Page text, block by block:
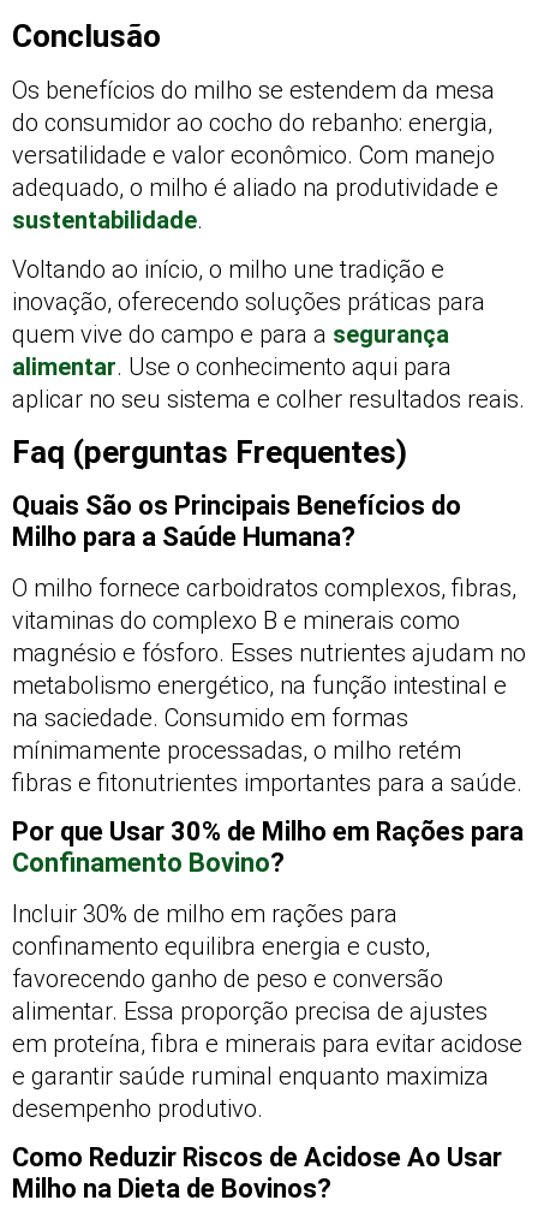
Conclusão
Os benefícios do milho se estendem da mesa
do consumidor ao cocho do rebanho: energia,
versatilidade e valor econômico. Com manejo
adequado, o milho é aliado na produtividade e
sustentabilidade.
Voltando ao início, o milho une tradição e
inovação, oferecendo soluções práticas para
quem vive do campo e para a segurança
alimentar. Use o conhecimento aqui para
aplicar no seu sistema e colher resultados reais.
Faq (perguntas Frequentes)
Quais São os Principais Benefícios do
Milho para a Saúde Humana?
O milho fornece carboidratos complexos, fibras,
vitaminas do complexo B e minerais como
magnésio e fósforo. Esses nutrientes ajudam no
metabolismo energético, na função intestinal e
na saciedade. Consumido em formas
mínimamente processadas, o milho retém
fibras e fitonutrientes importantes para a saúde.
Por que Usar 30% de Milho em Rações para
Confinamento Bovino?
Incluir 30% de milho em rações para
confinamento equilibra energia e custo,
favorecendo ganho de peso e conversão
alimentar. Essa proporção precisa de ajustes
em proteína, fibra e minerais para evitar acidose
e garantir saúde ruminal enquanto maximiza
desempenho produtivo.
Como Reduzir Riscos de Acidose Ao Usar
Milho na Dieta de Bovinos?